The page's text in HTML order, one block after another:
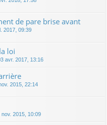
de pare brise avant
2017, 09:39
loi
avr. 2017, 13:16
2015, 22:14
nov. 2015, 10:09